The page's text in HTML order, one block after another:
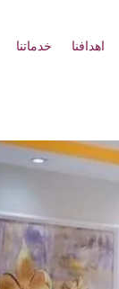
اهدافنا خدماتنا